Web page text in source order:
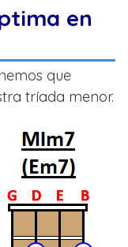
en
que
tríada menor.